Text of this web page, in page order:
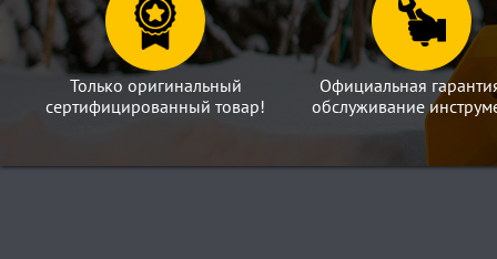
Только оригинальный
сертифицированный товар!
Официальная
обслуживание